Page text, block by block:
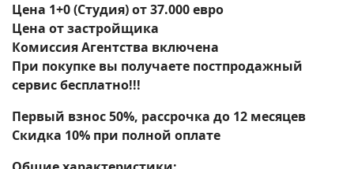
Цена 1+0 (Студия) от 37.000 евро
Цена от застройщика
Комиссия Агентства включена
При покупке вы получаете постпродажный
сервис бесплатно!!!
Первый взнос 50%, рассрочка до 12 месяцев
Скидка 10% при полной оплате